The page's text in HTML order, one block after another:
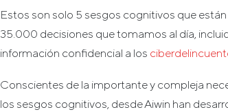
Estos son solo 5 sesgos cognitivos que
35.000 decisiones que tomamos al día,
información confidencial a los
Conscientes de la importante y compleja
los sesgos cognitivos, desde Aiwin han